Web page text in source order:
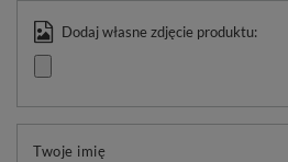
Dodaj własne zdjęcie produktu:
Twoje imię